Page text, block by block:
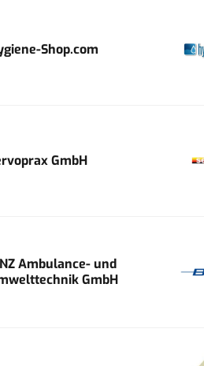
Shop.com
GmbH
Ambulance- und
GmbH